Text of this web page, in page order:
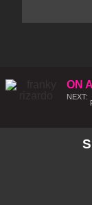
ON
NEXT: